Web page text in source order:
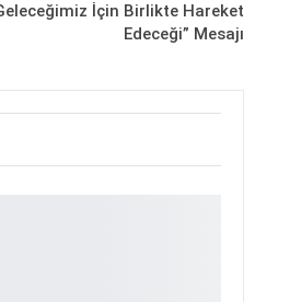
İçin Birlikte Hareket
Edeceği” Mesajı